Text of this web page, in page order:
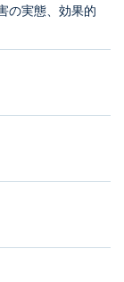
の実態、効果的